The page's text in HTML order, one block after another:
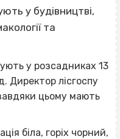
у будівництві,
та
у розсадниках 13
Директор лісгоспу
цьому мають
біла, горіх чорний,